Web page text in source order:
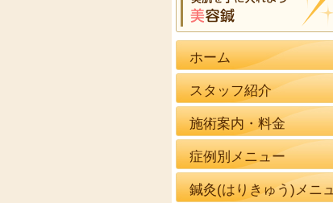
ホーム
スタッフ紹介
施術案内・料金
症例別メニュー
鍼灸(はりきゅう)メニ